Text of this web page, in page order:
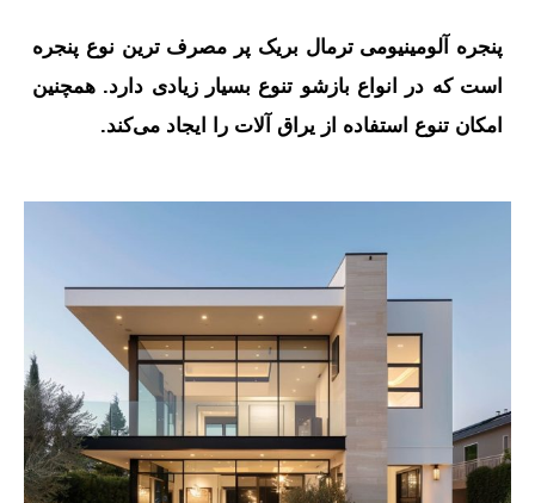
پنجره آلومینیومی ترمال بریک پر مصرف ترین نوع پنجره
است که در انواع بازشو تنوع بسیار زیادی دارد. همچنین
امکان تنوع استفاده از یراق آلات را ایجاد می‌کند.